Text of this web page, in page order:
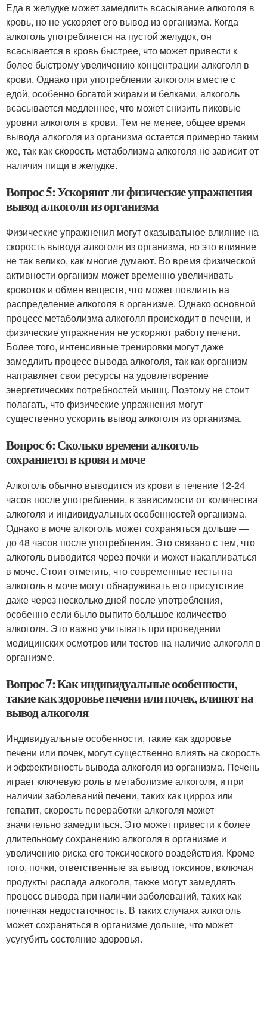
Еда в желудке может замедлить всасывание алкоголя в
кровь, но не ускоряет его вывод из организма. Когда
алкоголь употребляется на пустой желудок, он
всасывается в кровь быстрее, что может привести к
более быстрому увеличению концентрации алкоголя в
крови. Однако при употреблении алкоголя вместе с
едой, особенно богатой жирами и белками, алкоголь
всасывается медленнее, что может снизить пиковые
уровни алкоголя в крови. Тем не менее, общее время
вывода алкоголя из организма остается примерно таким
же, так как скорость метаболизма алкоголя не зависит от
наличия пищи в желудке.
Вопрос 5: Ускоряют ли физические упражнения
вывод алкоголя из организма
Физические упражнения могут оказыватьное влияние на
скорость вывода алкоголя из организма, но это влияние
не так велико, как многие думают. Во время физической
активности организм может временно увеличивать
кровоток и обмен веществ, что может повлиять на
распределение алкоголя в организме. Однако основной
процесс метаболизма алкоголя происходит в печени, и
физические упражнения не ускоряют работу печени.
Более того, интенсивные тренировки могут даже
замедлить процесс вывода алкоголя, так как организм
направляет свои ресурсы на удовлетворение
энергетических потребностей мышц. Поэтому не стоит
полагать, что физические упражнения могут
существенно ускорить вывод алкоголя из организма.
Вопрос 6: Сколько времени алкоголь
сохраняется в крови и моче
Алкоголь обычно выводится из крови в течение 12-24
часов после употребления, в зависимости от количества
алкоголя и индивидуальных особенностей организма.
Однако в моче алкоголь может сохраняться дольше —
до 48 часов после употребления. Это связано с тем, что
алкоголь выводится через почки и может накапливаться
в моче. Стоит отметить, что современные тесты на
алкоголь в моче могут обнаруживать его присутствие
даже через несколько дней после употребления,
особенно если было выпито большое количество
алкоголя. Это важно учитывать при проведении
медицинских осмотров или тестов на наличие алкоголя в
организме.
Вопрос 7: Как индивидуальные особенности,
такие как здоровье печени или почек, влияют на
вывод алкоголя
Индивидуальные особенности, такие как здоровье
печени или почек, могут существенно влиять на скорость
и эффективность вывода алкоголя из организма. Печень
играет ключевую роль в метаболизме алкоголя, и при
наличии заболеваний печени, таких как цирроз или
гепатит, скорость переработки алкоголя может
значительно замедлиться. Это может привести к более
длительному сохранению алкоголя в организме и
увеличению риска его токсического воздействия. Кроме
того, почки, ответственные за вывод токсинов, включая
продукты распада алкоголя, также могут замедлять
процесс вывода при наличии заболеваний, таких как
почечная недостаточность. В таких случаях алкоголь
может сохраняться в организме дольше, что может
усугубить состояние здоровья.